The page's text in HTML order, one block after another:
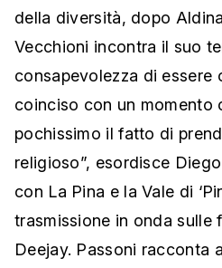
della diversità, dopo
Vecchioni incontra il suo
consapevolezza di essere
coinciso con un momento
pochissimo il fatto di
religioso”, esordisce
con La Pina e la Vale di
trasmissione in onda sulle
Deejay. Passoni racconta